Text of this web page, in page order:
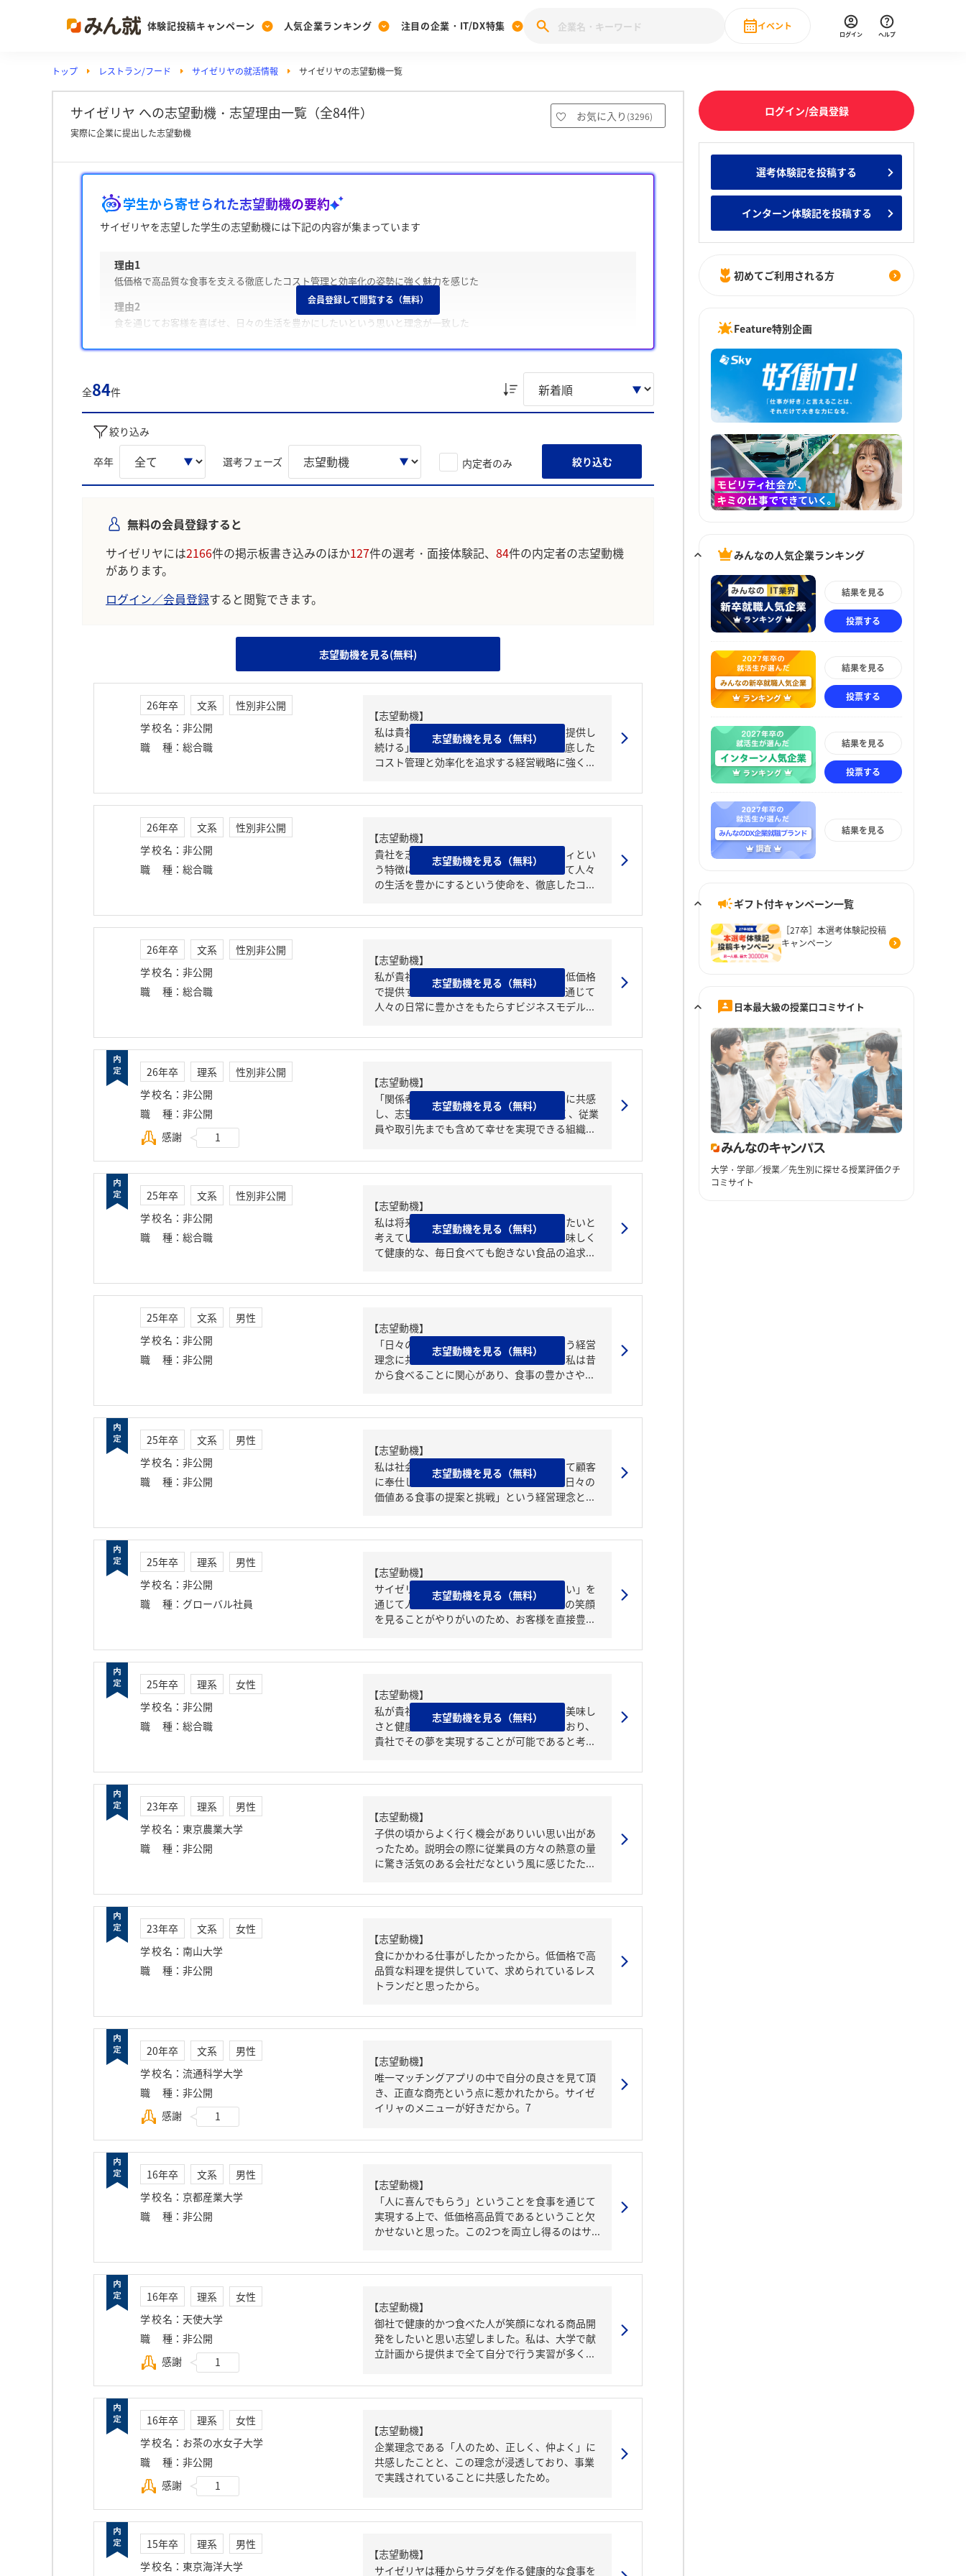
体験記投稿キャンペーン
Post
投稿する
[27卒] 本選考体験記投稿キャンペーン
人気企業ランキング
Ranking
ランキングを見る
Vote みんなのIT業界新卒就職人気企業ランキング みんなの新卒就職人気企業ランキング みんなのインターン人気企業ランキ
注目の企業・IT/DX特集
PickUp
注目の企業特集
28卒 IT・DX現場社員インタビュー
動画で知ろう！業界・企業研究
イベント
直近のイベント一覧
ログイン ヘルプ
トップ レストラン/フード サイゼリヤの就活情報 サイゼリヤの志望動機一覧
サイゼリヤ への志望動機・志望理由一覧（全84件） お気に入り (3296)
実際に企業に提出した志望動機
学生から寄せられた志望動機の要約
サイゼリヤを志望した学生の志望動機には下記の内容が集まっています
理由1
低価格で高品質な食事を支える徹底したコスト管理と効率化の姿勢に強く魅力を感じた
理由2
食を通じてお客様を喜ばせ、日々の生活を豊かにしたいという思いと理念が一致した
理由3
学生の声を就職活動の参考にしましょう。
※AIを使用し、過去3年間のユーザー投稿を要約しています。実際のユーザの投稿は下記の一覧からご確認ください。
会員登録して閲覧する（無料）
全84件
絞り込み
卒年 選考フェーズ 内定者のみ 絞り込む
無料の会員登録すると
サイゼリヤには2166件の掲示板書き込みのほか127件の選考・面接体験記、 84件の内定者の志望動機
があります。
ログイン／会員登録すると閲覧できます。
志望動機を見る(無料)
26年卒 文系
性別非公開
学校名 ： 非公開
職種 ： 総合職
【志望動機】
私は貴社の「お客様に安く美味しい食事を提供し
続ける」という企業理念と、そのための徹底した
コスト管理と効率化を追求する経営戦略に強く...
志望動機を見る（無料）
26年卒 文系
性別非公開
学校名 ： 非公開
職種 ： 総合職
【志望動機】
貴社を志望した理由は低価格で高クオリティとい
う特徴に強く惹かれたからです。食を通じて人々
の生活を豊かにするという使命を、徹底したコ...
志望動機を見る（無料）
26年卒 文系
性別非公開
学校名 ： 非公開
職種 ： 総合職
【志望動機】
私が貴社を志望する理由は高品質な料理を低価格
で提供する貴社の圧倒的な合理性と、食を通じて
人々の日常に豊かさをもたらすビジネスモデル...
志望動機を見る（無料）
26年卒 理系
性別非公開
学校名 ： 非公開
職種 ： 非公開
感謝
1
【志望動機】
「関係者全員を幸せにする」というロマンに共感
し、志望いたしました。 お客様だけでなく、従業
員や取引先までも含めて幸せを実現できる組織...
志望動機を見る（無料）
25年卒 文系
性別非公開
学校名 ： 非公開
職種 ： 総合職
【志望動機】
私は将来多くの人々を喜ばせる仕事に就きたいと
考えている。御社の低価格でありながら美味しく
て健康的な、毎日食べても飽きない食品の追求...
志望動機を見る（無料）
25年卒 文系
男性
学校名 ： 非公開
職種 ： 非公開
【志望動機】
「日々の価値ある食事の提案と挑戦」という経営
理念に共感し、貴社を志望いたしました。私は昔
から食べることに関心があり、食事の豊かさや...
志望動機を見る（無料）
25年卒 文系
男性
学校名 ： 非公開
職種 ： 非公開
【志望動機】
私は社会でサービスを提供することを通して顧客
に奉仕したいと考えております。貴社の「日々の
価値ある食事の提案と挑戦」という経営理念と...
志望動機を見る（無料）
25年卒 理系
男性
学校名 ： 非公開
職種 ： グローバル社員
【志望動機】
サイゼリヤ愛溢れる方々と共に、「おいしい」を
通じて人々を豊かにしたいからです。誰かの笑顔
を見ることがやりがいのため、お客様を直接豊...
志望動機を見る（無料）
25年卒 理系
女性
学校名 ： 非公開
職種 ： 総合職
【志望動機】
私が貴社を志望した理由は、多くの人々に美味し
さと健康を届ける仕事に就きたいと考えており、
貴社でその夢を実現することが可能であると考...
志望動機を見る（無料）
23年卒 理系
男性
学校名 ： 東京農業大学
職種 ： 非公開
【志望動機】
子供の頃からよく行く機会がありいい思い出があ
ったため。説明会の際に従業員の方々の熱意の量
に驚き活気のある会社だなという風に感じたた...
23年卒 文系
女性
学校名 ： 南山大学
職種 ： 非公開
【志望動機】
食にかかわる仕事がしたかったから。低価格で高
品質な料理を提供していて、求められているレス
トランだと思ったから。
20年卒 文系
男性
学校名 ： 流通科学大学
職種 ： 非公開
感謝
1
【志望動機】
唯一マッチングアプリの中で自分の良さを見て頂
き、正直な商売という点に惹かれたから。サイゼ
イリャのメニューが好きだから。7
16年卒 文系
男性
学校名 ： 京都産業大学
職種 ： 非公開
【志望動機】
「人に喜んでもらう」ということを食事を通じて
実現する上で、低価格高品質であるということ欠
かせないと思った。この2つを両立し得るのはサ...
16年卒 理系
女性
学校名 ： 天使大学
職種 ： 非公開
感謝
1
【志望動機】
御社で健康的かつ食べた人が笑顔になれる商品開
発をしたいと思い志望しました。私は、大学で献
立計画から提供まで全て自分で行う実習が多く...
16年卒 理系
女性
学校名 ： お茶の水女子大学
職種 ： 非公開
感謝
1
【志望動機】
企業理念である「人のため、正しく、仲よく」に
共感したことと、この理念が浸透しており、事業
で実践されていることに共感したため。
15年卒 理系
男性
学校名 ： 東京海洋大学
【志望動機】
サイゼリヤは種からサラダを作る健康的な食事を
ログイン/会員登録
選考体験記を投稿する
インターン体験記を投稿する
初めてご利用される方
Feature特別企画
みんなの人気企業ランキング
結果を見る
投票する
結果を見る
投票する
結果を見る
投票する
結果を見る
ギフト付キャンペーン一覧
［27卒］本選考体験記投稿
キャンペーン
日本最大級の授業口コミサイト
大学・学部／授業／先生別に探せる授業評価クチ
コミサイト